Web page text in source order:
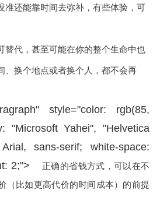
准还能靠时间去弥补，有些体验，可
替代，甚至可能在你的整个生命中也
、换个地点或者换个人，都不会再
style="color: rgb(85,
"Microsoft Yahei", "Helvetica
sans-serif; white-space:
2;">
正确的省钱方式，可以在不
（比如更高代价的时间成本）的前提